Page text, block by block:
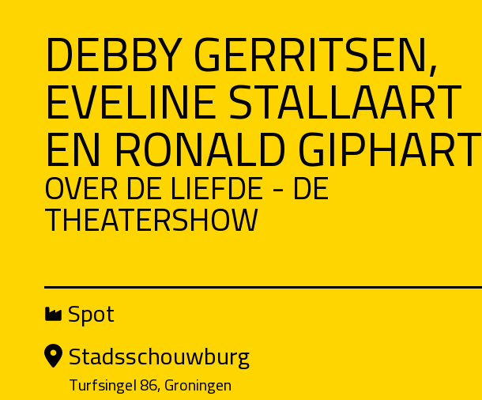
DEBBY GERRITSEN,
EVELINE STALLAART
EN RONALD GIPHART
OVER DE LIEFDE - DE
THEATERSHOW
Spot
Stadsschouwburg
Turfsingel 86, Groningen